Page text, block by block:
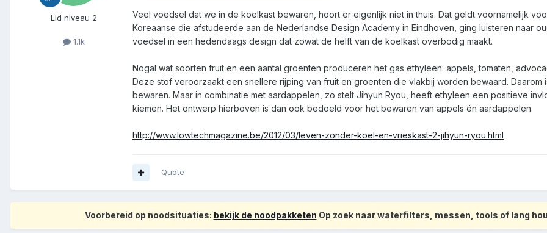
Lid niveau 2
1.1k
Veel voedsel dat we in de koelkast bewaren, hoort er eigenlijk niet in thuis. Dat geldt voornamelijk
Koreaanse die afstudeerde aan de Nederlandse Design Academy in Eindhoven, ging luisteren naar
voedsel in een hedendaags design dat zowat de helft van de koelkast overbodig maakt.
Nogal wat soorten fruit en een aantal groenten produceren het gas ethyleen: appels, tomaten,
Deze stof veroorzaakt een snellere rijping van fruit en groenten die vlakbij worden bewaard.
bewaren. Maar in combinatie met aardappelen, zo stelt Jihyun Ryou, heeft ethyleen een positieve
kiemen. Het ontwerp hierboven is dan ook bedoeld voor het bewaren van appels én aardappelen.
http://www.lowtechmagazine.be/2012/03/leven-zonder-koel-en-vrieskast-2-jihyun-ryou.html
Quote
Voorbereid op noodsituaties: bekijk de noodpakketen Op zoek naar waterfilters, messen, tools of lang